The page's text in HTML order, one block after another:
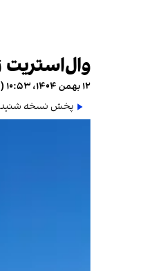
وال‌استریت
۱۲ بهمن ۱۴۰۴، ۱۰:۵۳ (‎+۰ گرینویچ)
پخش نسخه